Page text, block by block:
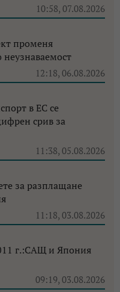
10:58, 07.08.2026
променя
12:18, 06.08.2026
в ЕС се
срив за
11:38, 05.08.2026
за разплащане
11:18, 03.08.2026
г.:САЩ и Япония
09:19, 03.08.2026